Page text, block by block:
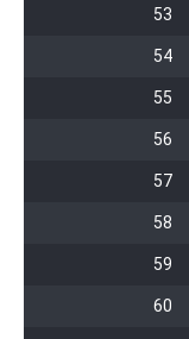
53
54
55
56
57
58
59
60